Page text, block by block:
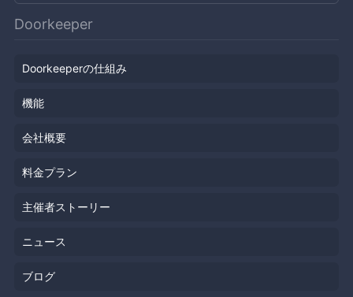
Doorkeeper
Doorkeeperの仕組み
機能
会社概要
料金プラン
主催者ストーリー
ニュース
ブログ